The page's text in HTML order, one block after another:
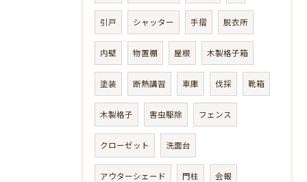
引戸 シャッター 手摺 脱衣所
内壁 物置棚 屋根 木製格子箱
塗装 断熱講習 車庫 伐採 靴箱
木製格子 害虫駆除 フェンス
クローゼット 洗面台
アウターシェード 門柱 会報